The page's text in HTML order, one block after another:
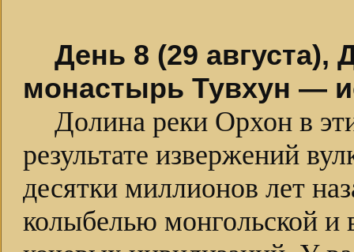
День 8 (29
монастырь Тувхун —
Долина реки Орхон в
результате извержений
десятки миллионов лет
колыбелью монгольской